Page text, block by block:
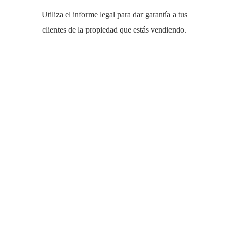
Utiliza el informe legal para dar garantía a tus
clientes de la propiedad que estás vendiendo.